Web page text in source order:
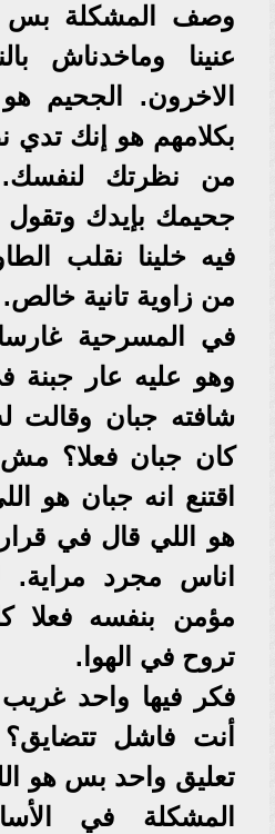
وصف المشكلة بس
عنينا وماخدناش
الاخرون. الجحيم
بكلامهم هو إنك تدي
من نظرتك
جحيمك بإيدك
فيه خلينا نقلب
من زاوية تانية خالص.
في المسرحية
وهو عليه عار
شافته جبان
كان جبان فعلا؟
اقتنع انه جبان هو
هو اللي قال في
اناس مجرد
مؤمن بنفسه فعلا
تروح في الهوا.
فكر فيها واحد
أنت فاشل
تعليق واحد بس هو
المشكلة في